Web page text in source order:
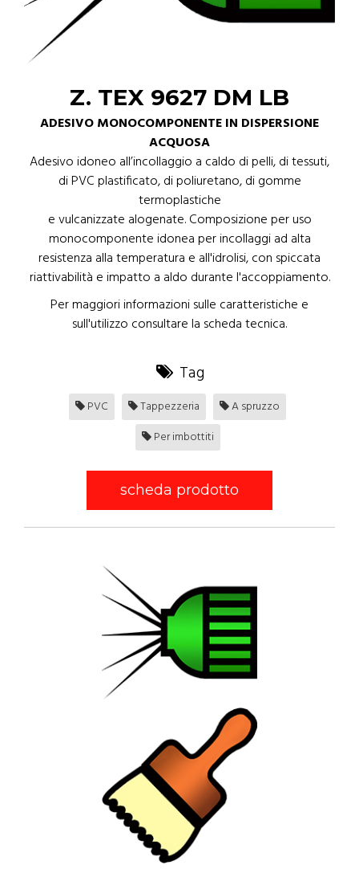
Z. TEX 9627 DM LB
ADESIVO MONOCOMPONENTE IN DISPERSIONE
ACQUOSA
Adesivo idoneo all’incollaggio a caldo di pelli, di tessuti,
di PVC plastificato, di poliuretano, di gomme
termoplastiche
e vulcanizzate alogenate. Composizione per uso
monocomponente idonea per incollaggi ad alta
resistenza alla temperatura e all'idrolisi, con spiccata
riattivabilità e impatto a aldo durante l'accoppiamento.
Per maggiori informazioni sulle caratteristiche e
sull'utilizzo consultare la scheda tecnica.
Tag
PVC Tappezzeria
A spruzzo
Per imbottiti
scheda prodotto